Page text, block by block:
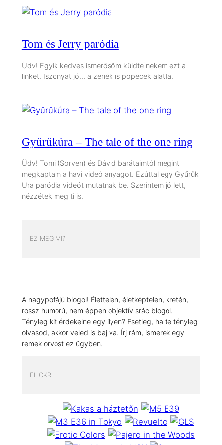
Tom és Jerry paródia
Üdv! Egyik kedves ismerősöm küldte nekem ezt a
linket. Iszonyat jó… a zenék is pöpecek alatta.
Gyűrűkúra – The tale of the one ring
Üdv! Tomi (Sorven) és Dávid barátaimtól megint
megkaptam a havi videó anyagot. Ezúttal egy Gyűrűk
Ura paródia videót mutatnak be. Szerintem jó lett,
nézzétek meg ti is.
EZ MEG MI?
A nagypofájú blogol! Élettelen, életképtelen, kretén,
rossz humorú, nem éppen objektív srác blogol.
Tényleg kit érdekelne egy ilyen? Esetleg, ha te tényleg
olvasod, akkor veled is baj va. Írj rám, ismerek egy
remek orvost ez ügyben.
FLICKR